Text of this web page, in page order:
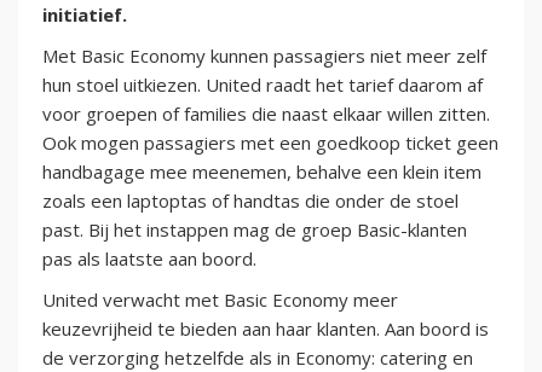
initiatief.
Met Basic Economy kunnen passagiers niet meer zelf
hun stoel uitkiezen. United raadt het tarief daarom af
voor groepen of families die naast elkaar willen zitten.
Ook mogen passagiers met een goedkoop ticket geen
handbagage mee meenemen, behalve een klein item
zoals een laptoptas of handtas die onder de stoel
past. Bij het instappen mag de groep Basic-klanten
pas als laatste aan boord.
United verwacht met Basic Economy meer
keuzevrijheid te bieden aan haar klanten. Aan boord is
de verzorging hetzelfde als in Economy: catering en